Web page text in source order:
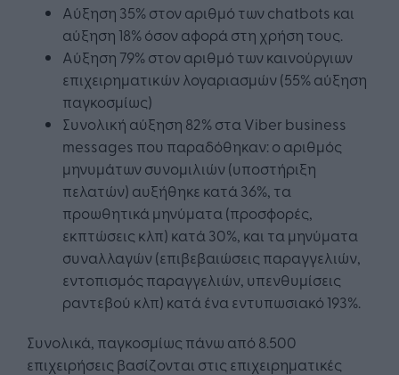
Αύξηση 35% στον αριθμό των chatbots και
αύξηση 18% όσον αφορά στη χρήση τους.
Αύξηση 79% στον αριθμό των καινούργιων
επιχειρηματικών λογαριασμών (55% αύξηση
παγκοσμίως)
Συνολική αύξηση 82% στα Viber business
messages που παραδόθηκαν: ο αριθμός
μηνυμάτων συνομιλιών (υποστήριξη
πελατών) αυξήθηκε κατά 36%, τα
προωθητικά μηνύματα (προσφορές,
εκπτώσεις κλπ) κατά 30%, και τα μηνύματα
συναλλαγών (επιβεβαιώσεις παραγγελιών,
εντοπισμός παραγγελιών, υπενθυμίσεις
ραντεβού κλπ) κατά ένα εντυπωσιακό 193%.
Συνολικά, παγκοσμίως πάνω από 8.500
επιχειρήσεις βασίζονται στις επιχειρηματικές